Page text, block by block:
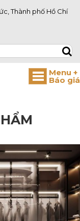
Thành phố Hồ Chí